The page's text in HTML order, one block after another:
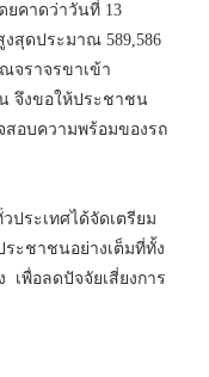
ยคาดว่าวันที่ 13
สุดประมาณ 589,586
จราจรขาเข้า
จึงขอให้ประชาชน
สอบความพร้อมของรถ
ประเทศได้จัดเตรียม
ะชาชนอย่างเต็มที่ทั้ง
พื่อลดปัจจัยเสี่ยงการ